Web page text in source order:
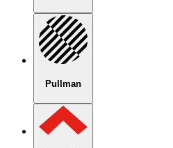
Pullman